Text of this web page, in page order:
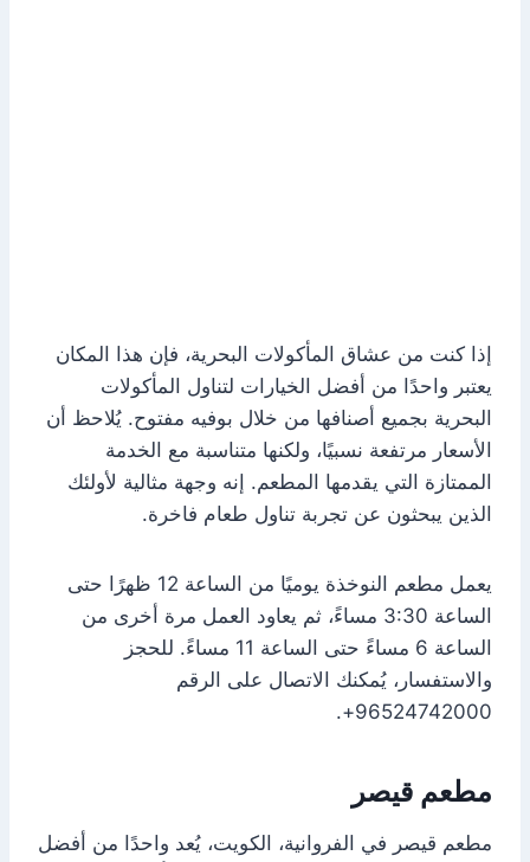
إذا كنت من عشاق المأكولات البحرية، فإن هذا المكان
يعتبر واحدًا من أفضل الخيارات لتناول المأكولات
البحرية بجميع أصنافها من خلال بوفيه مفتوح. يُلاحظ أن
الأسعار مرتفعة نسبيًا، ولكنها متناسبة مع الخدمة
الممتازة التي يقدمها المطعم. إنه وجهة مثالية لأولئك
الذين يبحثون عن تجربة تناول طعام فاخرة.
يعمل مطعم النوخذة يوميًا من الساعة 12 ظهرًا حتى
الساعة 3:30 مساءً، ثم يعاود العمل مرة أخرى من
الساعة 6 مساءً حتى الساعة 11 مساءً. للحجز
والاستفسار، يُمكنك الاتصال على الرقم
96524742000+.
مطعم قيصر
مطعم قيصر في الفروانية، الكويت، يُعد واحدًا من أفضل